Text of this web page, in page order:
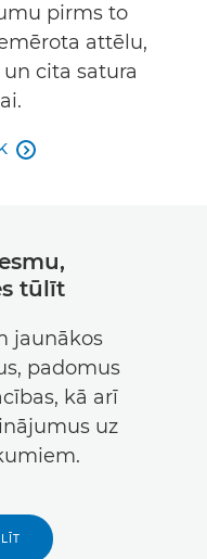
pirms to
attēlu,
cita satura

tūlīt
jaunākos
padomus
kā arī
uz